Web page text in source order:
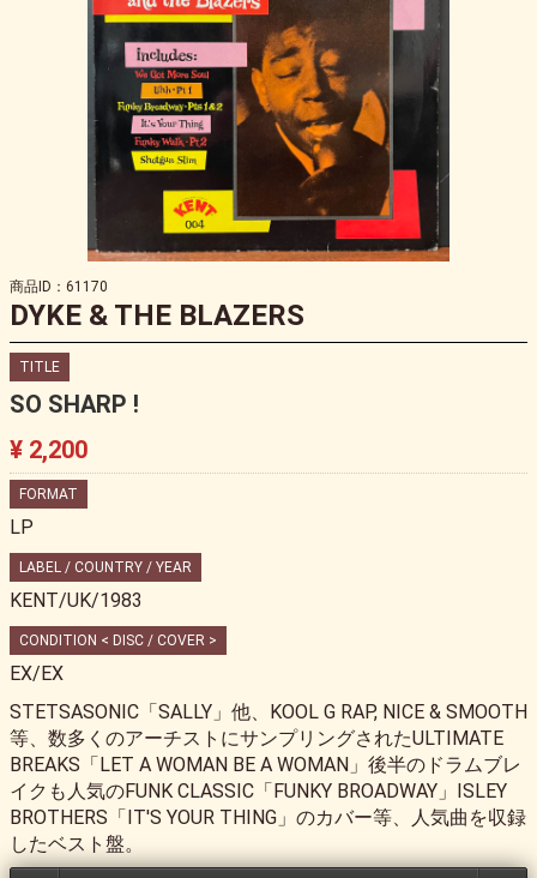
商品ID：61170
DYKE & THE BLAZERS
TITLE
SO SHARP !
¥ 2,200
FORMAT
LP
LABEL / COUNTRY / YEAR
KENT/UK/1983
CONDITION < DISC / COVER >
EX/EX
STETSASONIC「SALLY」他、KOOL G RAP, NICE & SMOOTH
等、数多くのアーチストにサンプリングされたULTIMATE
BREAKS「LET A WOMAN BE A WOMAN」後半のドラムブレ
イクも人気のFUNK CLASSIC「FUNKY BROADWAY」ISLEY
BROTHERS「IT'S YOUR THING」のカバー等、人気曲を収録
したベスト盤。